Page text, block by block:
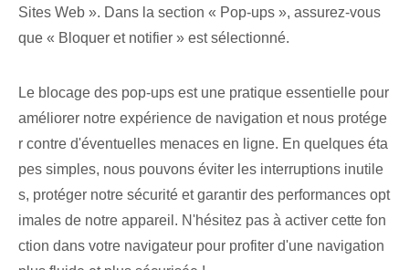
Sites Web ». Dans la section « Pop-ups », assurez-vous
que « Bloquer et notifier » est sélectionné.
Le blocage des pop-ups est une pratique essentielle pour
améliorer notre expérience de navigation et nous protége
r contre d'éventuelles menaces en ligne. En quelques éta
pes simples, nous pouvons éviter les interruptions inutile
s, protéger notre sécurité et garantir des performances opt
imales de notre appareil. N'hésitez pas à activer cette fon
ction dans votre navigateur pour profiter d'une navigation